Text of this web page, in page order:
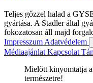
Teljes gőzzel halad a
gyártása. A Stadler által
fokozatosan áll majd
Impresszum Adatvédelem
Médiaajánlat Kapcsolat
Mielőtt kinyomtatja
természetre!